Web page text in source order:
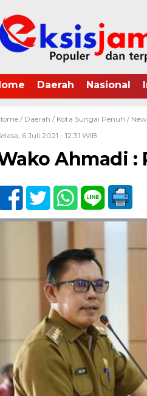
Daerah Nasional
/ Daerah / Kota Sungai Penuh /
6 Juli 2021 - 12:31 WIB
Ahmadi :